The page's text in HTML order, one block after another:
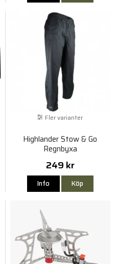
Fler varianter
Highlander Stow & Go
Regnbyxa
249 kr
Info Köp